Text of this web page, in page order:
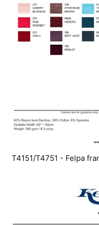
T4151/T4751 - Felpa